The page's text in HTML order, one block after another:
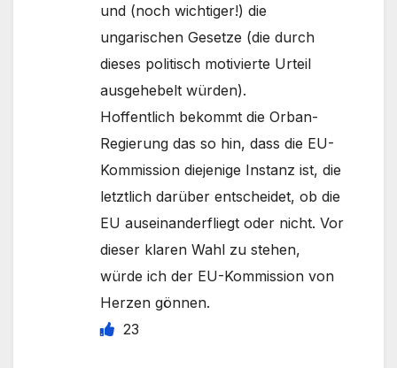
und (noch wichtiger!) die
ungarischen Gesetze (die durch
dieses politisch motivierte Urteil
ausgehebelt würden).
Hoffentlich bekommt die Orban-
Regierung das so hin, dass die EU-
Kommission diejenige Instanz ist, die
letztlich darüber entscheidet, ob die
EU auseinanderfliegt oder nicht. Vor
dieser klaren Wahl zu stehen,
würde ich der EU-Kommission von
Herzen gönnen.
23